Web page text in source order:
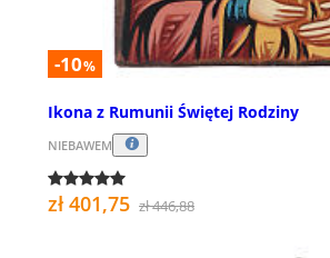
-10%
Ikona z Rumunii Świętej Rodziny
NIEBAWEM
zł 401,75 zł 446,88